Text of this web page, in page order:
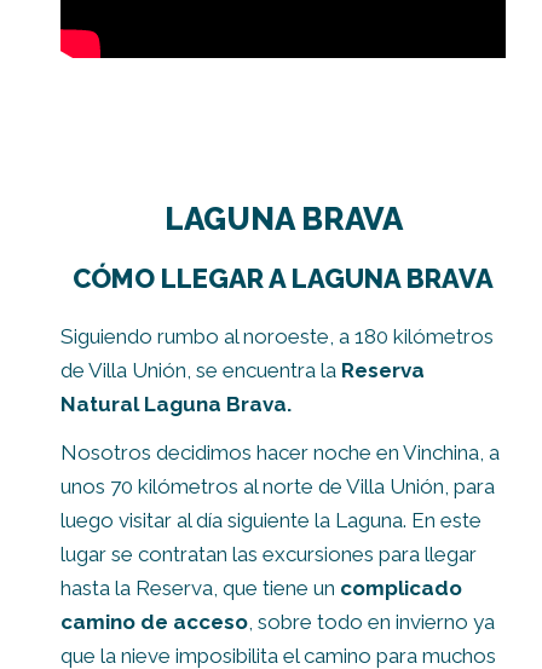
LAGUNA BRAVA
CÓMO LLEGAR A LAGUNA BRAVA
Siguiendo rumbo al noroeste, a 180 kilómetros
de Villa Unión, se encuentra la Reserva
Natural Laguna Brava.
Nosotros decidimos hacer noche en Vinchina, a
unos 70 kilómetros al norte de Villa Unión, para
luego visitar al día siguiente la Laguna. En este
lugar se contratan las excursiones para llegar
hasta la Reserva, que tiene un complicado
camino de acceso , sobre todo en invierno ya
que la nieve imposibilita el camino para muchos